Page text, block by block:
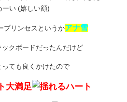
プリンセスというかアナ雪
クボードだったんだけど
っても良くかけたので
大満足